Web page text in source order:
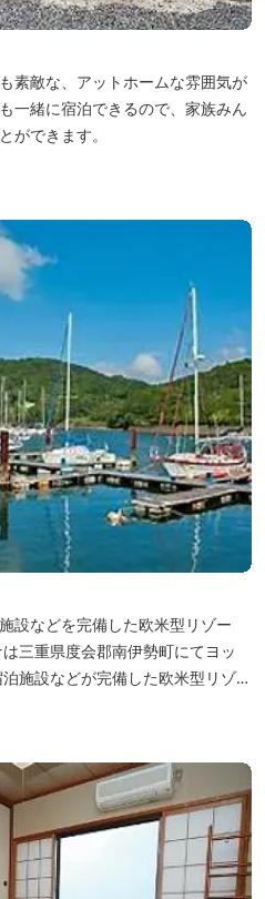
素敵な、アットホームな雰囲気が
一緒に宿泊できるので、家族みん
ができます。
設などを完備した欧米型リゾー
三重県度会郡南伊勢町にてヨッ
施設などが完備した欧米型リゾー
ております。